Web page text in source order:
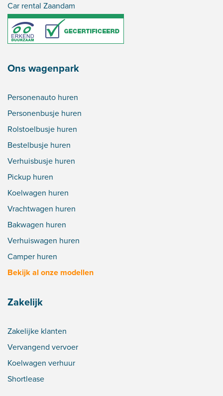
Car rental Zaandam
Ons wagenpark
Personenauto huren
Personenbusje huren
Rolstoelbusje huren
Bestelbusje huren
Verhuisbusje huren
Pickup huren
Koelwagen huren
Vrachtwagen huren
Bakwagen huren
Verhuiswagen huren
Camper huren
Bekijk al onze modellen
Zakelijk
Zakelijke klanten
Vervangend vervoer
Koelwagen verhuur
Shortlease